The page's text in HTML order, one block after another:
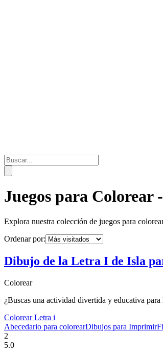
Juegos para
Explora nuestra colección de juegos para
Ordenar por:
Dibujo de la Letra I de Isla
Colorear
¿Buscas una actividad divertida y educativa
Colorear Letra i
Abecedario para colorearDibujos para Imprimir
2
5.0